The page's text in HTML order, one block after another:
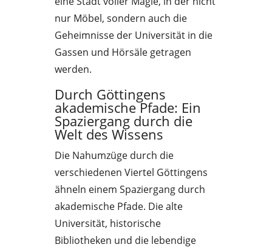
nur Möbel, sondern auch die
Geheimnisse der Universität in die
Gassen und Hörsäle getragen
werden.
Durch Göttingens
akademische Pfade: Ein
Spaziergang durch die
Welt des Wissens
Die Nahumzüge durch die
verschiedenen Viertel Göttingens
ähneln einem Spaziergang durch
akademische Pfade. Die alte
Universität, historische
Bibliotheken und die lebendige